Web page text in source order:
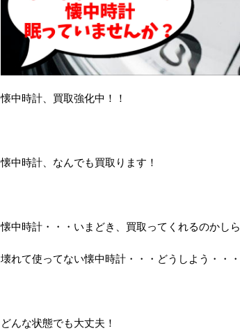
懐中時計、買取強化中！！
懐中時計、なんでも買取ります！
懐中時計・・・いまどき、買取ってくれるのかしら
壊れて使ってない懐中時計・・・どうしよう・・・
どんな状態でも大丈夫！